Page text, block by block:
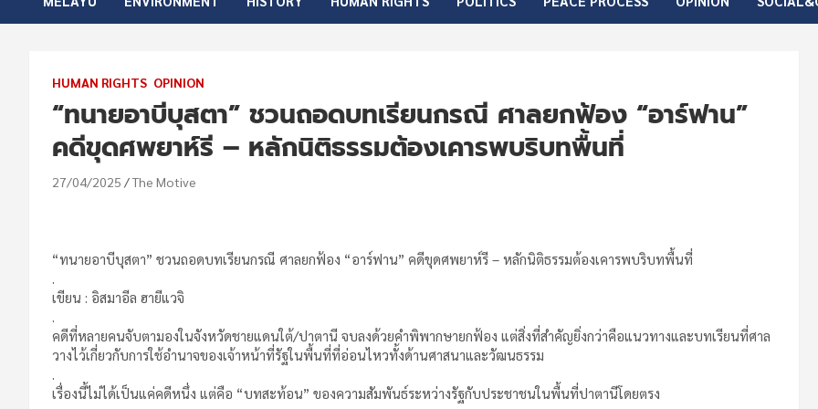
HUMAN RIGHTS OPINION
“ทนายอาบีบุสตา” ชวนถอดบทเรียนกรณี ศาลยกฟ้อง “อาร์ฟาน”
คดีขุดศพยาห์รี – หลักนิติธรรมต้องเคารพบริบทพื้นที่
27/04/2025 The Motive
“ทนายอาบีบุสตา” ชวนถอดบทเรียนกรณี ศาลยกฟ้อง “อาร์ฟาน” คดีขุดศพยาห์รี – หลักนิติธรรมต้องเคารพบริบทพื้นที่
.
เขียน : อิสมาอีล ฮายีแวจิ
.
คดีที่หลายคนจับตามองในจังหวัดชายแดนใต้/ปาตานี จบลงด้วยคำพิพากษายกฟ้อง แต่สิ่งที่สำคัญยิ่งกว่าคือแนวทางและบทเรียนที่ศาล
วางไว้เกี่ยวกับการใช้อำนาจของเจ้าหน้าที่รัฐในพื้นที่ที่อ่อนไหวทั้งด้านศาสนาและวัฒนธรรม
.
เรื่องนี้ไม่ได้เป็นแค่คดีหนึ่ง แต่คือ “บทสะท้อน” ของความสัมพันธ์ระหว่างรัฐกับประชาชนในพื้นที่ปาตานีโดยตรง